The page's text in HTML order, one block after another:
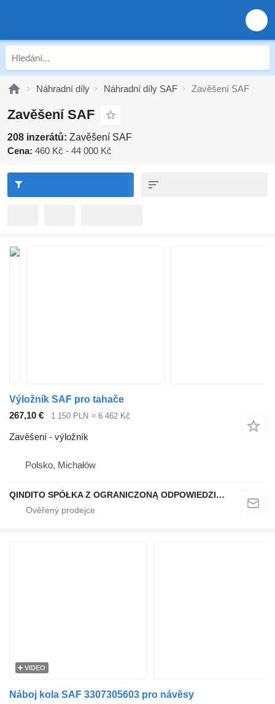
Náhradní díly Náhradní díly SAF Zavěšení SAF
Zavěšení SAF
208 inzerátů: Zavěšení SAF
Cena: 460 Kč - 44 000 Kč
Výložník SAF pro tahače
267,10 €
1 150 PLN ≈ 6 462 Kč
Zavěšení - výložník
Polsko, Michałów
QINDITO SPÓŁKA Z OGRANICZONĄ ODPOWIEDZIALNOŚCIĄ
VIDEO
Náboj kola SAF 3307305603 pro návěsy